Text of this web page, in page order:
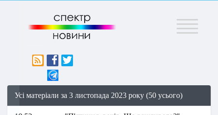
Меню
Усі матеріали за 3 листопада 2023 року (50 усього)